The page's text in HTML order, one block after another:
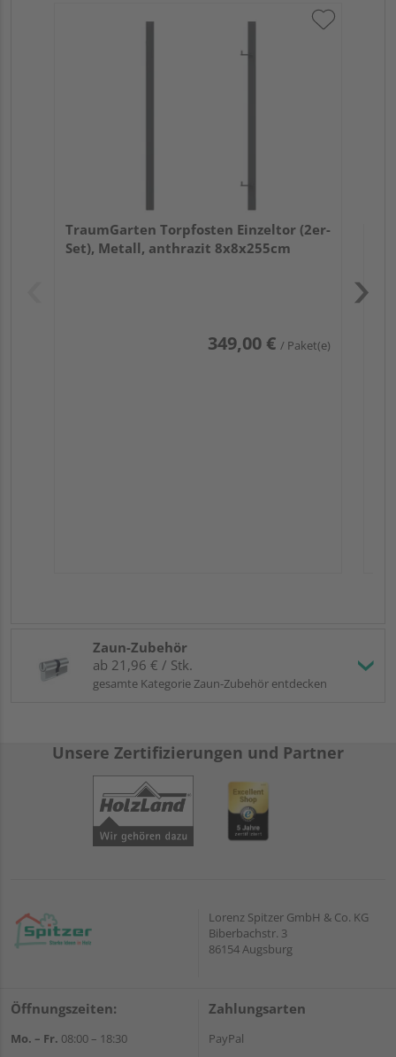
TraumGarten Torpfosten Einzeltor (2er-
Set), Metall, anthrazit 8x8x255cm
349,00 € / Paket(e)
Zaun-Zubehör
ab 21,96 € / Stk.
gesamte Kategorie Zaun-Zubehör entdecken
Unsere Zertifizierungen und Partner
Lorenz Spitzer GmbH & Co. KG
Biberbachstr. 3
86154 Augsburg
Öffnungszeiten:
Mo. – Fr. 08:00 – 18:30
Zahlungsarten
PayPal